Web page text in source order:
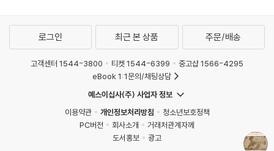
로그인 최근 본 상품 주문/배송
고객센터 1544-3800 티켓 1544-6399
중고샵 1566-4295
eBook 1:1문의/채팅상담
예스이십사(주) 사업자 정보
이용약관
개인정보처리방침
청소년보호정책
PC버전
회사소개
거래처관계자께
도서홍보
광고